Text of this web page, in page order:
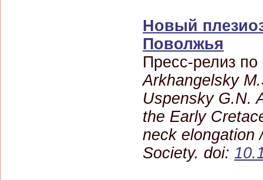
Новый
Поволжья
Пресс-релиз по
Arkhangelsky
Uspensky G.N.
the Early
neck elongation
Society. doi: